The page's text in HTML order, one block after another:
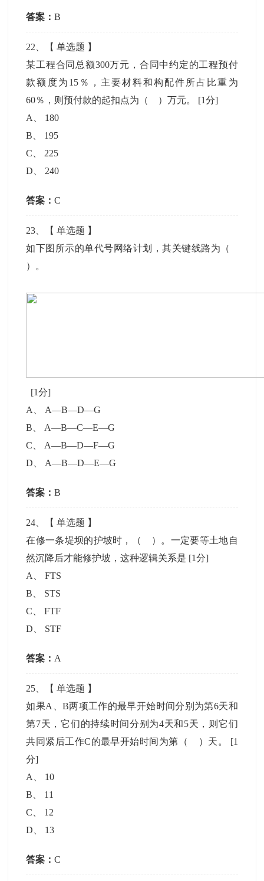
答案：B
22 、【单选题 】
某工程合同总额300万元，合同中约定的工程预付
款额度为15％，主要材料和构配件所占比重为
60％，则预付款的起扣点为（ ）万元。 [1分]
A
180
B
195
C
225
D
240
答案：C
23 、【单选题 】
如下图所示的单代号网络计划，其关键线路为（
）。
[1分]
A
A—B—D—G
B
A—B—C—E—G
C
A—B—D—F—G
D
A—B—D—E—G
答案：B
24 、【单选题 】
在修一条堤坝的护坡时，（ ）。一定要等土地自
然沉降后才能修护坡，这种逻辑关系是 [1分]
A
、FTS
B
STS
C 、FTF
D
STF
答案： A
25 、【单选题 】
如果A、B两项工作的最早开始时间分别为第6天和
第7天，它们的持续时间分别为4天和5天，则它们
共同紧后工作C的最早开始时间为第（ ）天。 [1
分]
A
10
B
11
C
12
D
13
答案：C